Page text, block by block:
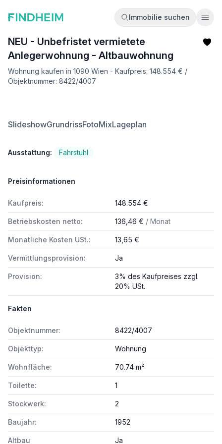
Immobilie suchen
NEU - Unbefristet vermietete
Anlegerwohnung - Altbauwohnung
Wohnung kaufen in 1090 Wien - Kaufpreis: 148.554 € /
Objektnummer: 8422/4007
SlideshowGrundrissFotoMixLageplan
Ausstattung: Fahrstuhl
Preisinformationen
Kaufpreis: 148.554 €
Betriebskosten netto: 136,46 € / Monat
Monatliche Kosten USt.: 13,65 €
Vermittlungsprovision: Ja
Provision:
3% des Kaufpreises zzgl.
20% USt.
Fakten
Objektnummer: 8422/4007
Objekttyp: Wohnung
Wohnfläche: 70.74 m²
Toilette: 1
Stockwerk: 2
Baujahr: 1952
Altbau Ja